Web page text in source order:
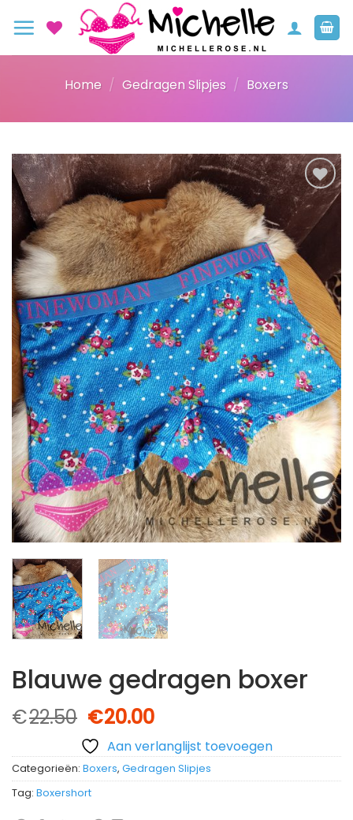
naar
Home / Gedragen Slipjes / Boxers
Blauwe gedragen boxer
€22.50 Oorspronkelijke
prijs
was:
€22.50.
€20.00Huidige
prijs
is:
€20.00.
Aan verlanglijst toevoegen
Categorieën: Boxers, Gedragen Slipjes
Tag: Boxershort